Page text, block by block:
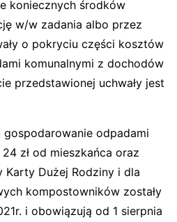
koniecznych środków
w/w zadania albo przez
o pokryciu części kosztów
komunalnymi z dochodów
przedstawionej uchwały jest
gospodarowanie odpadami
zł od mieszkańca oraz
Karty Dużej Rodziny i dla
kompostowników zostały
i obowiązują od 1 sierpnia